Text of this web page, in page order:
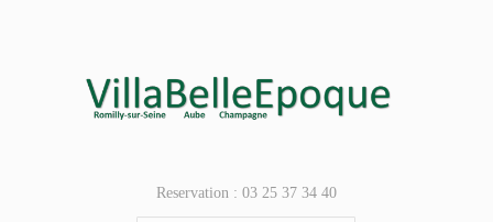
Reservation : 03 25 37 34 40